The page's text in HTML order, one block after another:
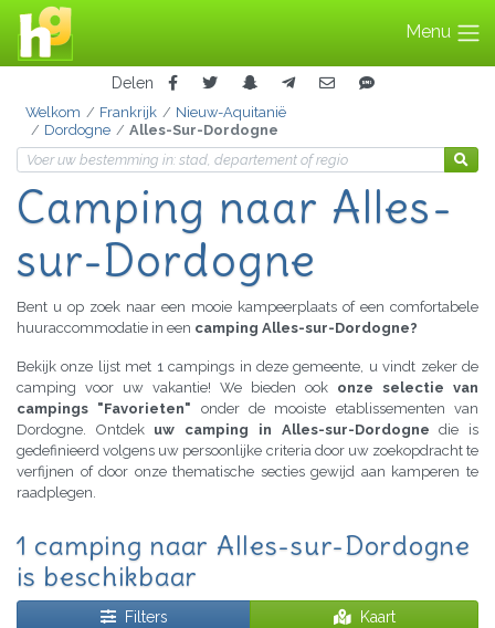
Menu
Delen
Welkom Frankrijk
Nieuw-Aquitanië
Dordogne
Alles-Sur-Dordogne
Camping naar Alles-
sur-Dordogne
Bent u op zoek naar een mooie kampeerplaats of een comfortabele
huuraccommodatie in een camping Alles-sur-Dordogne?
Bekijk onze lijst met 1 campings in deze gemeente, u vindt zeker de
camping voor uw vakantie! We bieden ook onze selectie van
campings "Favorieten" onder de mooiste etablissementen van
Dordogne. Ontdek uw camping in Alles-sur-Dordogne die is
gedefinieerd volgens uw persoonlijke criteria door uw zoekopdracht te
verfijnen of door onze thematische secties gewijd aan kamperen te
raadplegen.
1 camping naar Alles-sur-Dordogne
is beschikbaar
Filters Kaart